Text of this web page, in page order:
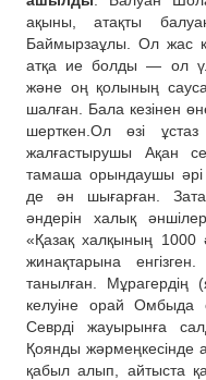
ақыны, атақты
Баймырзаұлы. Ол жас
атқа ие болды — ол
және оң қолының
шалған. Бала кезінен
шерткен.Ол өзі
жалғастырушы Ақан
тамаша орындаушы әрі
де ән шығарған.
әндерін халық
«Қазақ халқының 1000
жинақтарына
танылған.
келуіне орай Омбыда
Севрді жауырынға
Қоянды жәрмеңкесінде
қабыл алып, айтыста